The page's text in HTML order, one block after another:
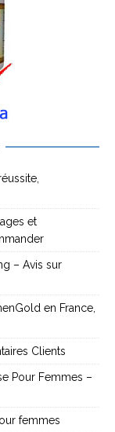
et
– Avis sur
en France,
Clients
Pour Femmes –
femmes